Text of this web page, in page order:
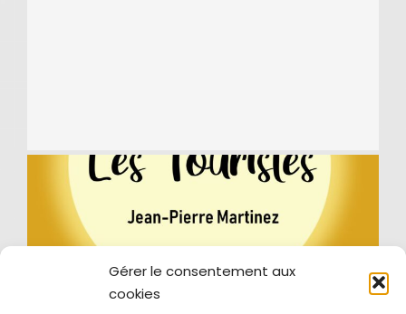
Gérer le consentement aux
cookies
Les Touristes